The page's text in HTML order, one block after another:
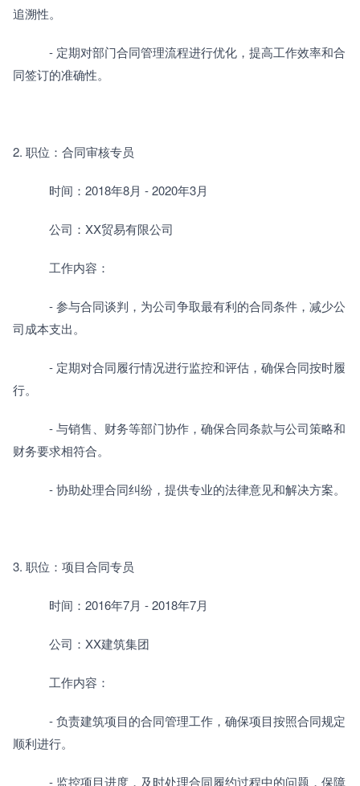
追溯性。
- 定期对部门合同管理流程进行优化，提高工作效率和合
同签订的准确性。
2. 职位：合同审核专员
时间：2018年8月 - 2020年3月
公司：XX贸易有限公司
工作内容：
- 参与合同谈判，为公司争取最有利的合同条件，减少公
司成本支出。
- 定期对合同履行情况进行监控和评估，确保合同按时履
行。
- 与销售、财务等部门协作，确保合同条款与公司策略和
财务要求相符合。
- 协助处理合同纠纷，提供专业的法律意见和解决方案。
3. 职位：项目合同专员
时间：2016年7月 - 2018年7月
公司：XX建筑集团
工作内容：
- 负责建筑项目的合同管理工作，确保项目按照合同规定
顺利进行。
- 监控项目进度，及时处理合同履约过程中的问题，保障